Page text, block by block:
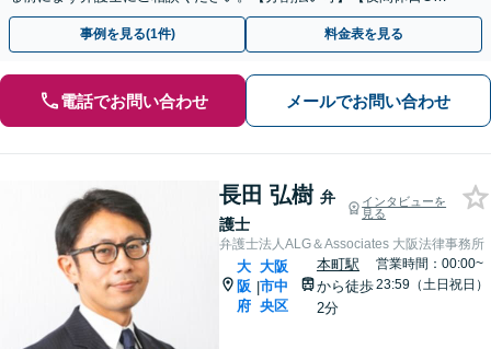
K】
事例を見る(1件) 料金表を見る
電話でお問い合わせ メールでお問い合わせ
長田 弘樹 弁
護士
インタビューを
見る
弁護士法人ALG＆Associates 大阪法律事務所
大
阪
府
|
大阪
市中
央区
本町駅
から徒歩
2分
営業時間：00:00~
23:59（土日祝日）